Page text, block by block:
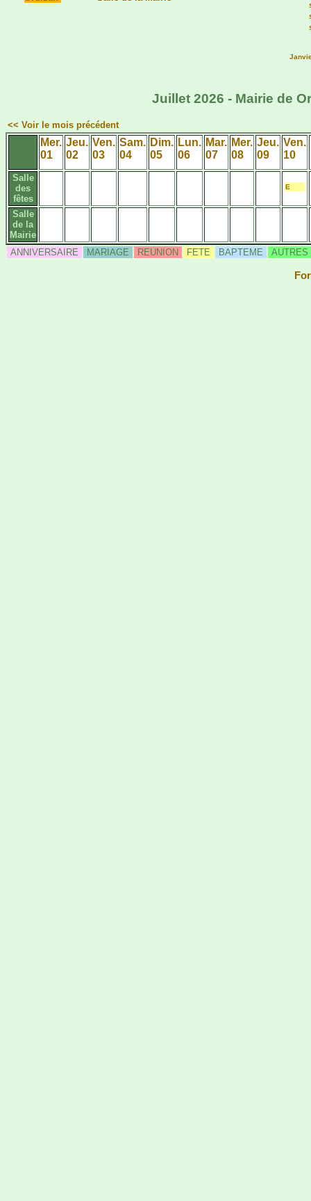
Juillet 2026 - Mairie de
<< Voir le mois précédent
Mer.
01
Jeu.
02
Ven.
03
Sam.
04
Dim.
05
Lun.
06
Mar.
07
Mer.
08
Jeu.
09
Ven.
10
Salle
des
fêtes
E
Salle
de la
Mairie
ANNIVERSAIRE
MARIAGE REUNION FETE BAPTEME AUTRES